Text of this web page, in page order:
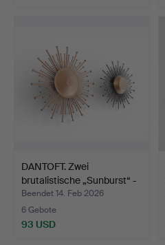
DANTOFT. Zwei
brutalistische „Sunburst“ -
W…
Beendet 14. Feb 2026
6 Gebote
93 USD